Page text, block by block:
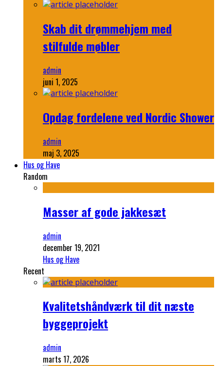
Skab dit drømmehjem med
stilfulde møbler
admin
juni 1, 2025
Opdag fordelene ved Nordic Shower
admin
maj 3, 2025
Hus og Have
Random
Masser af gode jakkesæt
admin
december 19, 2021
Hus og Have
Recent
Kvalitetshåndværk til dit næste
byggeprojekt
admin
marts 17, 2026